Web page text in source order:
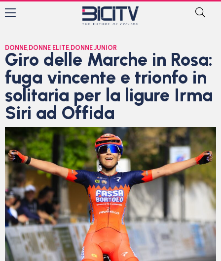
DONNE, DONNE ELITE, DONNE JUNIOR
Giro delle Marche in Rosa:
fuga vincente e trionfo in
solitaria per la ligure Irma
Siri ad Offida